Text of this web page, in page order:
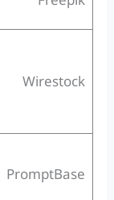
Wirestock
PromptBase